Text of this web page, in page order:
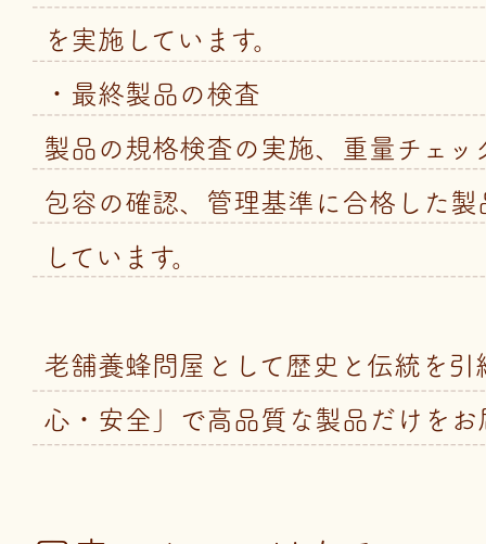
を実施しています。
・最終製品の検査
製品の規格検査の実施、重量チェッ
包容の確認、管理基準に合格した
しています。
老舗養蜂問屋として歴史と伝統を引
心・安全」で高品質な製品だけをお